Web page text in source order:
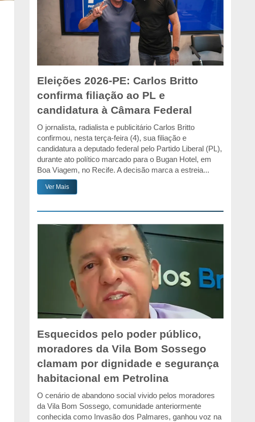
Eleições 2026-PE: Carlos Britto
confirma filiação ao PL e
candidatura à Câmara Federal
O jornalista, radialista e publicitário Carlos Britto
confirmou, nesta terça-feira (4), sua filiação e
candidatura a deputado federal pelo Partido Liberal (PL),
durante ato político marcado para o Bugan Hotel, em
Boa Viagem, no Recife. A decisão marca a estreia...
Ver Mais
Esquecidos pelo poder público,
moradores da Vila Bom Sossego
clamam por dignidade e segurança
habitacional em Petrolina
O cenário de abandono social vivido pelos moradores
da Vila Bom Sossego, comunidade anteriormente
conhecida como Invasão dos Palmares, ganhou voz na